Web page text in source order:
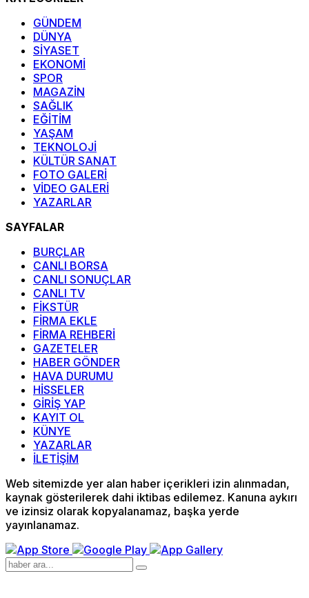
GÜNDEM
DÜNYA
SİYASET
EKONOMİ
SPOR
MAGAZİN
SAĞLIK
EĞİTİM
YAŞAM
TEKNOLOJİ
KÜLTÜR SANAT
FOTO GALERİ
VİDEO GALERİ
YAZARLAR
SAYFALAR
BURÇLAR
CANLI BORSA
CANLI SONUÇLAR
CANLI TV
FİKSTÜR
FİRMA EKLE
FİRMA REHBERİ
GAZETELER
HABER GÖNDER
HAVA DURUMU
HİSSELER
GİRİŞ YAP
KAYIT OL
KÜNYE
YAZARLAR
İLETİŞİM
Web sitemizde yer alan haber içerikleri izin alınmadan,
kaynak gösterilerek dahi iktibas edilemez. Kanuna aykırı
ve izinsiz olarak kopyalanamaz, başka yerde
yayınlanamaz.